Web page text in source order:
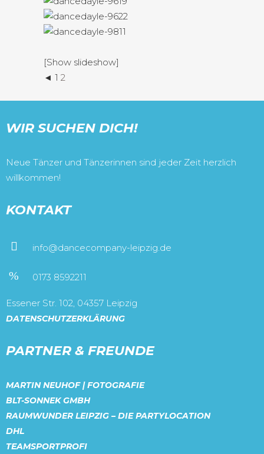
[Show slideshow]
◄ 1 2
WIR SUCHEN DICH!
Neue Tänzer und Tänzerinnen sind jeder Zeit herzlich
willkommen!
KONTAKT
info@dancecompany-leipzig.de
0173 8592211
Essener Str. 102, 04357 Leipzig
DATENSCHUTZERKLÄRUNG
PARTNER & FREUNDE
MARTIN NEUHOF | FOTOGRAFIE
BLT-SONNEK GMBH
RAUMWUNDER LEIPZIG – DIE PARTYLOCATION
DHL
TEAMSPORTPROFI